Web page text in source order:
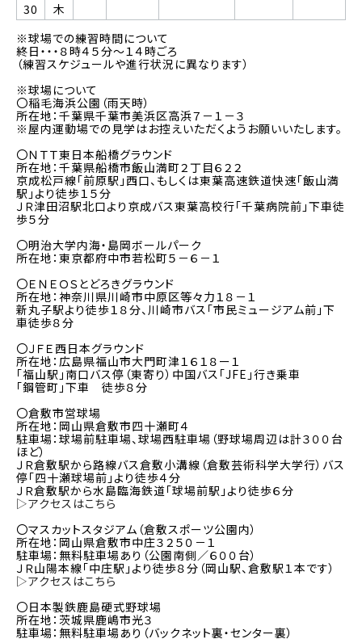
30
木
※球場での練習時間について
終日・・・８時４５分～１４時ごろ
（練習スケジュールや進行状況に異なります）
※球場について
〇稲毛海浜公園（雨天時）
所在地：千葉県千葉市美浜区高浜７－１－３
※屋内運動場での見学はお控えいただくようお願いいたします。
〇ＮＴＴ東日本船橋グラウンド
所在地：千葉県船橋市飯山満町２丁目６２２
京成松戸線「前原駅」西口、もしくは東葉高速鉄道快速「飯山満
駅」より徒歩１５分
ＪＲ津田沼駅北口より京成バス東葉高校行「千葉病院前」下車徒
歩５分
〇明治大学内海・島岡ボールパーク
所在地：東京都府中市若松町５－６－１
〇ＥＮＥＯＳとどろきグラウンド
所在地：神奈川県川崎市中原区等々力１８－１
新丸子駅より徒歩１８分、川崎市バス「市民ミュージアム前」下
車徒歩８分
〇ＪＦＥ西日本グラウンド
所在地：広島県福山市大門町津１６１８ー１
「福山駅」南口バス停（東寄り）中国バス「JFE」行き乗車
「鋼管町」下車 徒歩８分
〇倉敷市営球場
所在地：岡山県倉敷市四十瀬町４
駐車場：球場前駐車場、球場西駐車場（野球場周辺は計３００台
ほど）
ＪＲ倉敷駅から路線バス倉敷小溝線（倉敷芸術科学大学行）バス
停「四十瀬球場前」より徒歩４分
ＪＲ倉敷駅から水島臨海鉄道「球場前駅」より徒歩６分
▷アクセスはこちら
〇マスカットスタジアム（倉敷スポーツ公園内）
所在地：岡山県倉敷市中庄３２５０－１
駐車場：無料駐車場あり（公園南側／６００台）
ＪＲ山陽本線「中庄駅」より徒歩８分（岡山駅、倉敷駅１本です）
▷アクセスはこちら
〇日本製鉄鹿島硬式野球場
所在地：茨城県鹿嶋市光３
駐車場：無料駐車場あり（バックネット裏・センター裏）